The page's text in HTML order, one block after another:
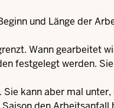
und Länge der
Wann gearbeitet
festgelegt werden.
kann aber mal